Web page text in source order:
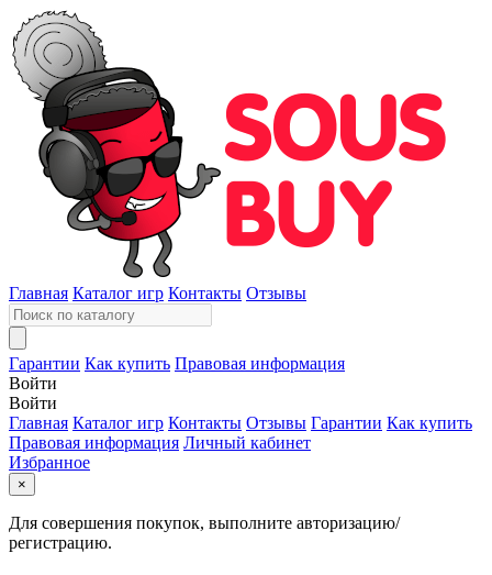
Главная Каталог игр Контакты Отзывы
Гарантии Как купить Правовая информация
Войти
Войти
Главная Каталог игр Контакты Отзывы Гарантии Как купить
Правовая информация Личный кабинет
Избранное
×
Для совершения покупок, выполните авторизацию/
регистрацию.